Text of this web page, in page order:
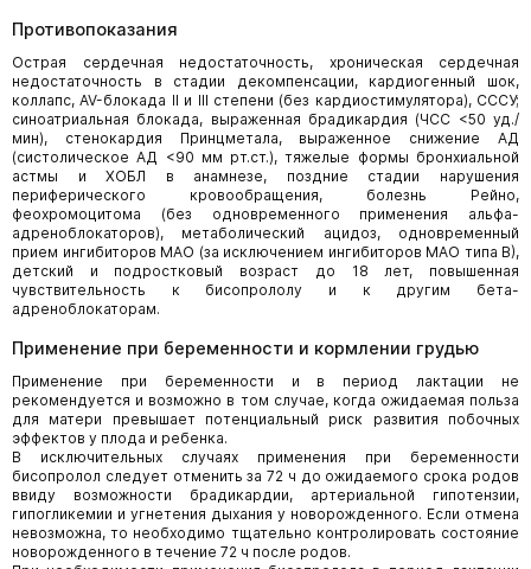
Противопоказания
Острая сердечная недостаточность, хроническая сердечная
недостаточность в стадии декомпенсации, кардиогенный шок,
коллапс, AV-блокада II и III степени (без кардиостимулятора), СССУ;
синоатриальная блокада, выраженная брадикардия (ЧСС <50 уд./
мин), стенокардия Принцметала, выраженное снижение АД
(систолическое АД <90 мм рт.ст.), тяжелые формы бронхиальной
астмы и ХОБЛ в анамнезе, поздние стадии нарушения
периферического кровообращения, болезнь Рейно,
феохромоцитома (без одновременного применения альфа-
адреноблокаторов), метаболический ацидоз, одновременный
прием ингибиторов МАО (за исключением ингибиторов МАО типа В),
детский и подростковый возраст до 18 лет, повышенная
чувствительность к бисопрололу и к другим бета-
адреноблокаторам.
Применение при беременности и кормлении грудью
Применение при беременности и в период лактации не
рекомендуется и возможно в том случае, когда ожидаемая польза
для матери превышает потенциальный риск развития побочных
эффектов у плода и ребенка.
В исключительных случаях применения при беременности
бисопролол следует отменить за 72 ч до ожидаемого срока родов
ввиду возможности брадикардии, артериальной гипотензии,
гипогликемии и угнетения дыхания у новорожденного. Если отмена
невозможна, то необходимо тщательно контролировать состояние
новорожденного в течение 72 ч после родов.